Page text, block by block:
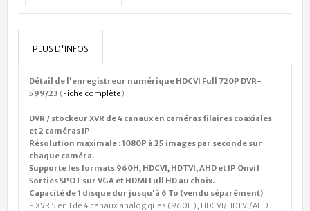
PLUS D'INFOS
Détail de l'enregistreur numérique HDCVI Full 720P DVR-
599/23 (Fiche complète)
DVR / stockeur XVR de 4 canaux en caméras filaires coaxiales
et 2 caméras IP
Résolution maximale : 1080P à 25 images par seconde sur
chaque caméra.
Supporte les formats 960H, HDCVI, HDTVI, AHD et IP Onvif
Sorties SPOT sur VGA et HDMI Full HD au choix.
Capacité de 1 disque dur jusqu'à 6 To (vendu séparément)
- XVR 5 en 1 de 4 canaux analogiques (960H), HDCVI/HDTVI/AHD